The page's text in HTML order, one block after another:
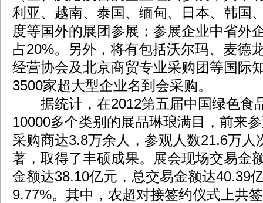
利亚、越南、泰国、缅甸、日本、韩国
度等国外的展团参展；参展企业中省外
占20%。另外，将有包括沃尔玛、麦德
经营协会及北京商贸专业采购团等国际
3500家超大型企业名到会采购。
据统计，在2012第五届中国绿色食
10000多个类别的展品琳琅满目，前来
采购商达3.8万余人，参观人数21.6万人
著，取得了丰硕成果。展会现场交易金
金额达38.10亿元，总交易金额达40.39
9.77%。其中，农超对接签约仪式上共